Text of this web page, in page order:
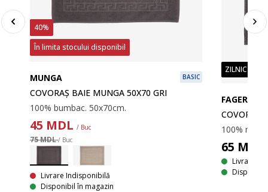
40%
În limita stocului disponibil
MUNGA BASIC
COVORAȘ BAIE MUNGA 50X70 GRI
100% bumbac. 50x70cm.
45 MDL / Buc
75 MDL/ Buc
Livrare Indisponibilă
Disponibil în magazin
ZILNIC PREȚ
FAGERSTA
COVORAȘ
65 MDL
Livrare
Disponibil